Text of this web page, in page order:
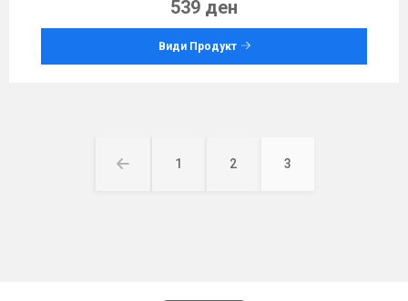
539 ден
Види Продукт
pagination
1
2
3